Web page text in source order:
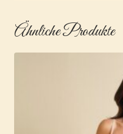
Ähnliche Produkte